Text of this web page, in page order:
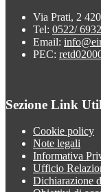
Via Prati, 2
Tel: 0522/
Email:
PEC:
Sezione Link
Cookie policy
Note legali
Informativa
Ufficio
Dichiarazione